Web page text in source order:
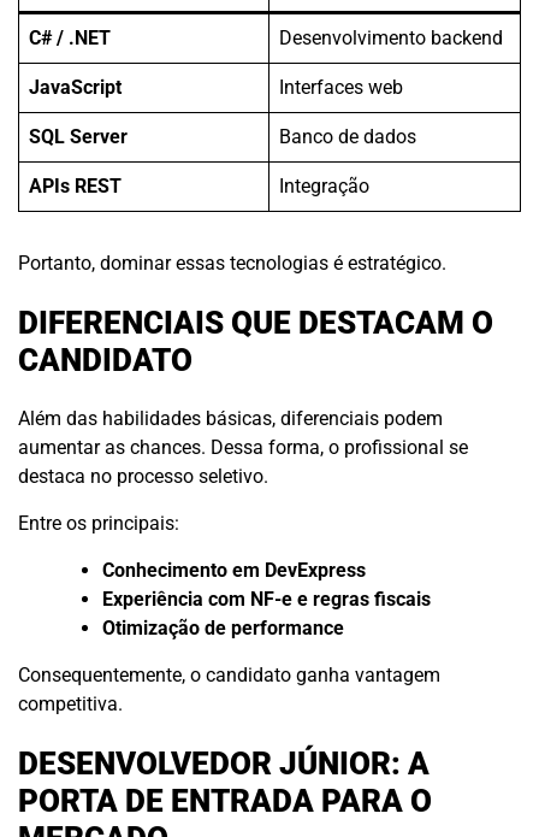
C# / .NET Desenvolvimento backend
JavaScript Interfaces web
SQL Server Banco de dados
APIs REST Integração
Portanto, dominar essas tecnologias é estratégico.
DIFERENCIAIS QUE DESTACAM O
CANDIDATO
Além das habilidades básicas, diferenciais podem
aumentar as chances. Dessa forma, o profissional se
destaca no processo seletivo.
Entre os principais:
Conhecimento em DevExpress
Experiência com NF-e e regras fiscais
Otimização de performance
Consequentemente, o candidato ganha vantagem
competitiva.
DESENVOLVEDOR JÚNIOR: A
PORTA DE ENTRADA PARA O